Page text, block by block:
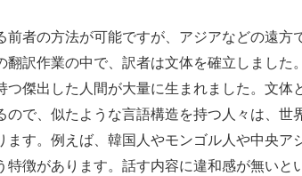
者の方法が可能ですが、アジアなどの遠方
訳作業の中で、訳者は文体を確立しました
傑出した人間が大量に生まれました。文体
で、似たような言語構造を持つ人々は、世
す。例えば、韓国人やモンゴル人や中央ア
徴があります。話す内容に違和感が無いと